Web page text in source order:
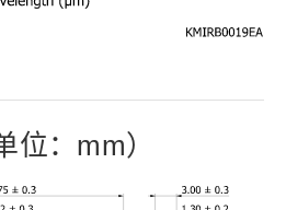
位：mm）